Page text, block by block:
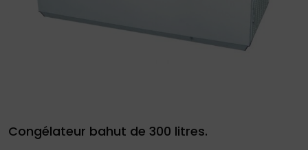
Congélateur bahut de 300 litres.
de